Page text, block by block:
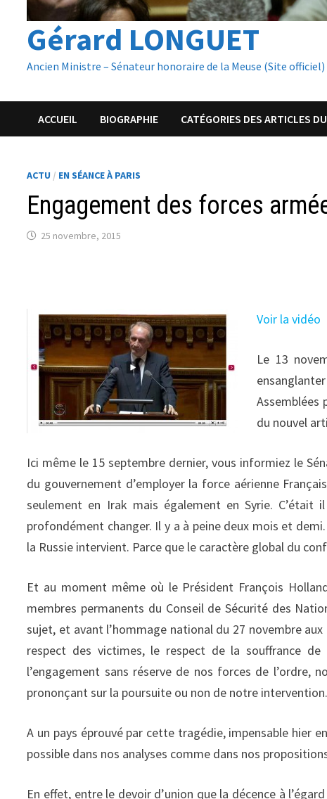
Gérard LONGUET
Ancien Ministre – Sénateur honoraire de la Meuse (Site officiel)
ACCUEIL BIOGRAPHIE CATÉGORIES DES ARTICLES
ACTU / EN SÉANCE À PARIS
Engagement des forces
25 novembre, 2015
Voir la vidéo
Le 13
Assemblées
du nouvel
Ici même le 15 septembre dernier, vous informiez le
du gouvernement d’employer la force aérienne
seulement en Irak mais également en Syrie.
profondément changer. Il y a à peine deux mois et
la Russie intervient. Parce que le caractère global du
Et au moment même où le Président François
membres permanents du Conseil de Sécurité des
sujet, et avant l’hommage national du 27 novembre
respect des victimes, le respect de la souffrance
l’engagement sans réserve de nos forces de l’ordre,
prononçant sur la poursuite ou non de notre intervention.
A un pays éprouvé par cette tragédie, impensable hier
possible dans nos analyses comme dans nos
En effet, entre le devoir d’union que la décence à